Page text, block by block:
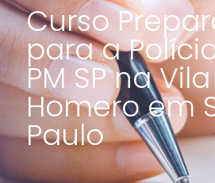
Curso
para a
PM SP na Vila
Homero em
Paulo